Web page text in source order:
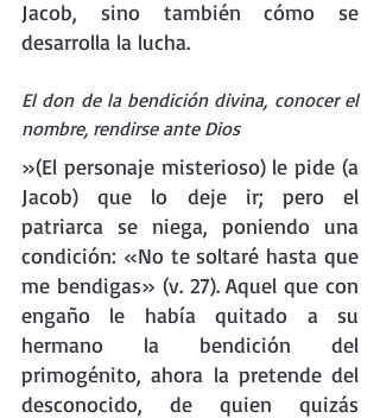
Jacob, sino también cómo se
desarrolla la lucha.
El don de la bendición divina, conocer el
nombre, rendirse ante Dios
»(El personaje misterioso) le pide (a
Jacob) que lo deje ir; pero el
patriarca se niega, poniendo una
condición: «No te soltaré hasta que
me bendigas» (v. 27). Aquel que con
engaño le había quitado a su
hermano la bendición del
primogénito, ahora la pretende del
desconocido, de quien quizás